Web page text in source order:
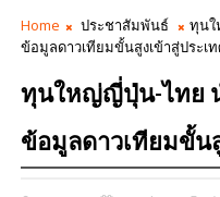
Home ประชาสัมพันธ์
ทุนใ
ข้อมูลดาวเทียมขั้นสูงเข้าสู่ประเ
ทุนใหญ่ญี่ปุ่น-ไทย
ข้อมูลดาวเทียมขั้น